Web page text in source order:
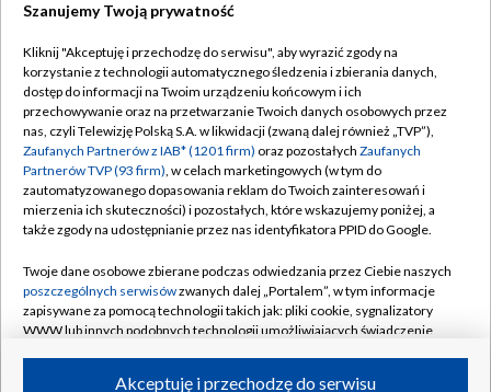
TVP
Abonament TVP
Emisja w TVP
Centrum informacji TVP
Naziemna Telewizja Cyfrowa
Rada Programowa
System NOS
Informacje o nadawcy
Regulamin TVP
Polityka prywatności
Moje zgody
Pomoc
Kontakt
Kanały
Szanujemy Twoją prywatność
Kliknij "Akceptuję i przechodzę do serwisu", aby wyrazić zgody na
korzystanie z technologii automatycznego śledzenia i zbierania danych,
dostęp do informacji na Twoim urządzeniu końcowym i ich
przechowywanie oraz na przetwarzanie Twoich danych osobowych przez
nas, czyli Telewizję Polską S.A. w likwidacji (zwaną dalej również „TVP”),
Zaufanych Partnerów z IAB* (1201 firm) oraz pozostałych Zaufanych
Partnerów TVP (93 firm), w celach marketingowych (w tym do
zautomatyzowanego dopasowania reklam do Twoich zainteresowań i
mierzenia ich skuteczności) i pozostałych, które wskazujemy poniżej, a
także zgody na udostępnianie przez nas identyfikatora PPID do Google.
Twoje dane osobowe zbierane podczas odwiedzania przez Ciebie naszych
poszczególnych serwisówzwanych dalej „Portalem”, w tym informacje
zapisywane za pomocą technologii takich jak: pliki cookie, sygnalizatory
WWW lub innych podobnych technologii umożliwiających świadczenie
Akceptuję i przechodzę do serwisu